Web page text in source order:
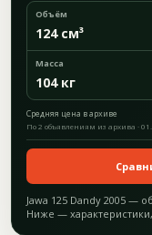
Объём
124 см³
Масса
104 кг
Средняя цена в архиве
По 2 объявлениям из архива ·
Jawa 125 Dandy 2005 —
Ниже —